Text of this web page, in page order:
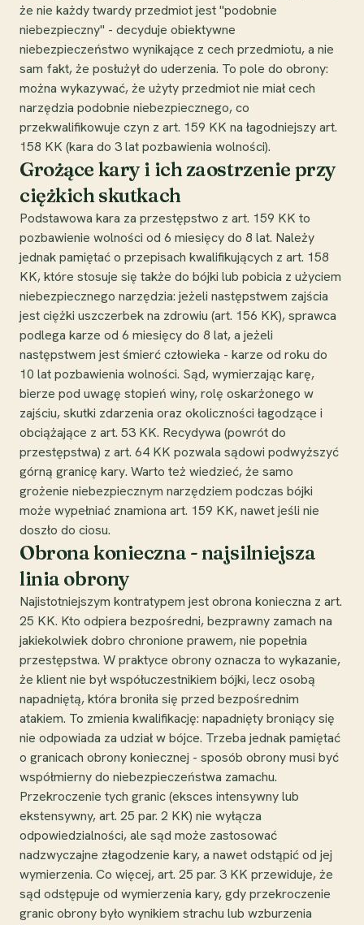
że nie każdy twardy przedmiot jest "podobnie
niebezpieczny" - decyduje obiektywne
niebezpieczeństwo wynikające z cech przedmiotu, a nie
sam fakt, że posłużył do uderzenia. To pole do obrony:
można wykazywać, że użyty przedmiot nie miał cech
narzędzia podobnie niebezpiecznego, co
przekwalifikowuje czyn z art. 159 KK na łagodniejszy art.
158 KK (kara do 3 lat pozbawienia wolności).
Grożące kary i ich zaostrzenie przy
ciężkich skutkach
Podstawowa kara za przestępstwo z art. 159 KK to
pozbawienie wolności od 6 miesięcy do 8 lat. Należy
jednak pamiętać o przepisach kwalifikujących z art. 158
KK, które stosuje się także do bójki lub pobicia z użyciem
niebezpiecznego narzędzia: jeżeli następstwem zajścia
jest ciężki uszczerbek na zdrowiu (art. 156 KK), sprawca
podlega karze od 6 miesięcy do 8 lat, a jeżeli
następstwem jest śmierć człowieka - karze od roku do
10 lat pozbawienia wolności. Sąd, wymierzając karę,
bierze pod uwagę stopień winy, rolę oskarżonego w
zajściu, skutki zdarzenia oraz okoliczności łagodzące i
obciążające z art. 53 KK. Recydywa (powrót do
przestępstwa) z art. 64 KK pozwala sądowi podwyższyć
górną granicę kary. Warto też wiedzieć, że samo
grożenie niebezpiecznym narzędziem podczas bójki
może wypełniać znamiona art. 159 KK, nawet jeśli nie
doszło do ciosu.
Obrona konieczna - najsilniejsza
linia obrony
Najistotniejszym kontratypem jest obrona konieczna z art.
25 KK. Kto odpiera bezpośredni, bezprawny zamach na
jakiekolwiek dobro chronione prawem, nie popełnia
przestępstwa. W praktyce obrony oznacza to wykazanie,
że klient nie był współuczestnikiem bójki, lecz osobą
napadniętą, która broniła się przed bezpośrednim
atakiem. To zmienia kwalifikację: napadnięty broniący się
nie odpowiada za udział w bójce. Trzeba jednak pamiętać
o granicach obrony koniecznej - sposób obrony musi być
współmierny do niebezpieczeństwa zamachu.
Przekroczenie tych granic (eksces intensywny lub
ekstensywny, art. 25 par. 2 KK) nie wyłącza
odpowiedzialności, ale sąd może zastosować
nadzwyczajne złagodzenie kary, a nawet odstąpić od jej
wymierzenia. Co więcej, art. 25 par. 3 KK przewiduje, że
sąd odstępuje od wymierzenia kary, gdy przekroczenie
granic obrony było wynikiem strachu lub wzburzenia